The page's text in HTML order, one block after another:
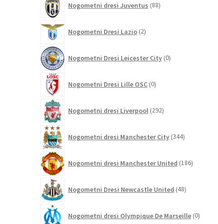
Nogometni dresi Juventus 88izdelkov
Nogometni Dresi Lazio 2izdelka
Nogometni Dresi Leicester City 0izdelkov
Nogometni Dresi Lille OSC 0izdelkov
Nogometni dresi Liverpool 292izdelkov
Nogometni dresi Manchester City 344izdelkov
Nogometni dresi Manchester United 186izdelkov
Nogometni Dresi Newcastle United 48izdelkov
Nogometni dresi Olympique De Marseille 0